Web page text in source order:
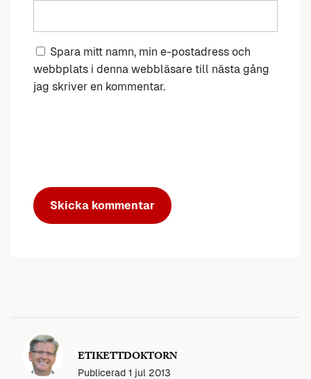
Spara mitt namn, min e-postadress och
webbplats i denna webbläsare till nästa gång
jag skriver en kommentar.
ETIKETTDOKTORN
Publicerad 1 jul 2013